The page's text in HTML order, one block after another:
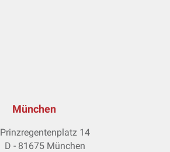
München
Prinzregentenplatz 14
D - 81675 München